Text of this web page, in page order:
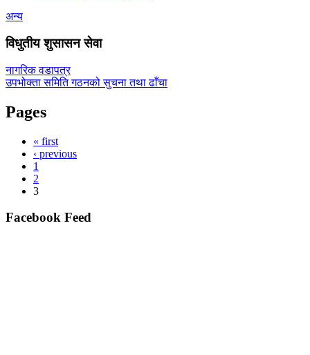
अन्य
विधुतीय शुसासन सेवा
नागरिक वडापत्र
उपभोक्ता समिति गठनको सुचना तथा ढाँचा
Pages
« first
‹ previous
1
2
3
Facebook Feed